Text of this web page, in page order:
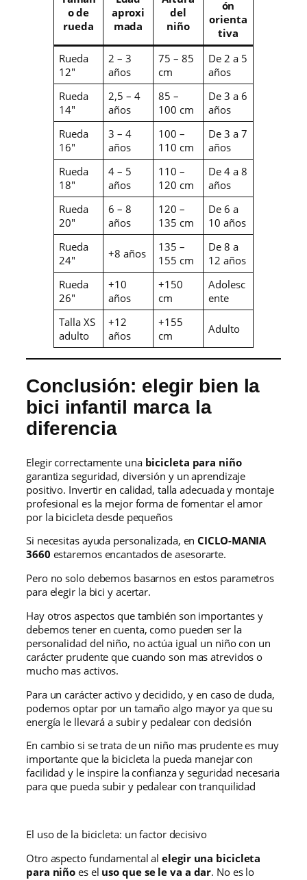
o de
rueda
aproxi
mada
del
niño
ón
orienta
tiva
Rueda
12″
2 – 3
años
75 – 85
cm
De 2 a 5
años
Rueda
14″
2,5 – 4
años
85 –
100 cm
De 3 a 6
años
Rueda
16″
3 – 4
años
100 –
110 cm
De 3 a 7
años
Rueda
18″
4 – 5
años
110 –
120 cm
De 4 a 8
años
Rueda
20″
6 – 8
años
120 –
135 cm
De 6 a
10 años
Rueda
24″
+8 años
135 –
155 cm
De 8 a
12 años
Rueda
26″
+10
años
+150
cm
Adolesc
ente
Talla XS
adulto
+12
años
+155
cm
Adulto
Conclusión: elegir bien la
bici infantil marca la
diferencia
Elegir correctamente una bicicleta para niño
garantiza seguridad, diversión y un aprendizaje
positivo. Invertir en calidad, talla adecuada y montaje
profesional es la mejor forma de fomentar el amor
por la bicicleta desde pequeños
Si necesitas ayuda personalizada, enCICLO-MANIA
3660 estaremos encantados de asesorarte.
Pero no solo debemos basarnos en estos parametros
para elegir la bici y acertar.
Hay otros aspectos que también son importantes y
debemos tener en cuenta, como pueden ser la
personalidad del niño, no actúa igual un niño con un
carácter prudente que cuando son mas atrevidos o
mucho mas activos.
Para un carácter activo y decidido, y en caso de duda,
podemos optar por un tamaño algo mayor ya que su
energía le llevará a subir y pedalear con decisión
En cambio si se trata de un niño mas prudente es muy
importante que la bicicleta la pueda manejar con
facilidad y le inspire la confianza y seguridad necesaria
para que pueda subir y pedalear con tranquilidad
El uso de la bicicleta: un factor decisivo
Otro aspecto fundamental alelegir una bicicleta
para niño es el uso que se le va a dar. No es lo